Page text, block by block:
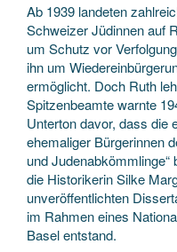
Ab 1939 landeten
Schweizer Jüdinnen auf
um Schutz vor
ihn um
ermöglicht. Doch Ruth
Spitzenbeamte warnte
Unterton davor, dass die
ehemaliger Bürgerinnen
und
die Historikerin Silke
unveröffentlichten
im Rahmen eines
Basel entstand.